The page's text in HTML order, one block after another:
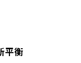
平衡